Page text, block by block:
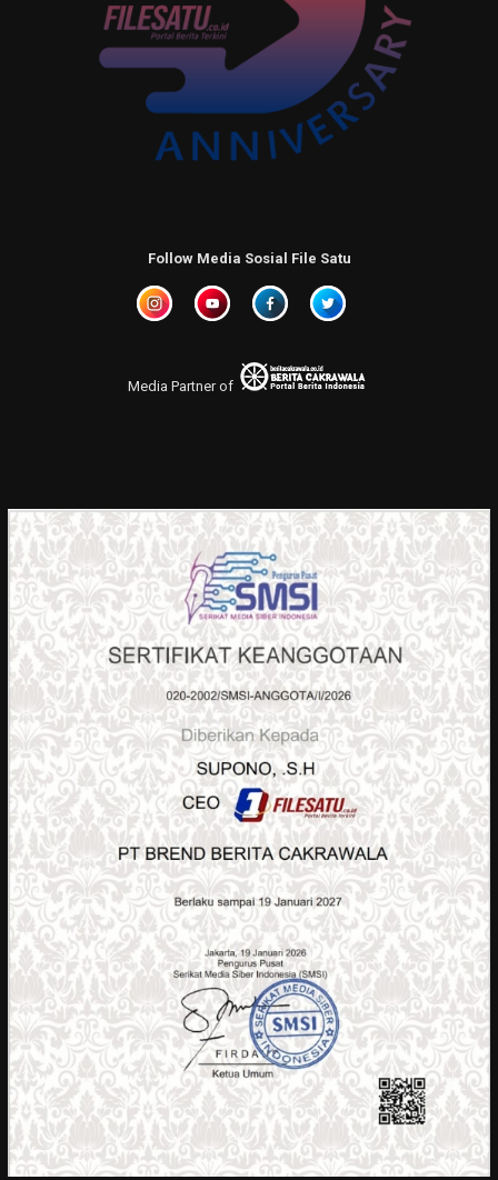
Follow Media Sosial File Satu
Media Partner of